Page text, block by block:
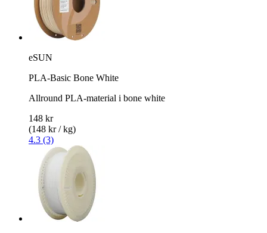
eSUN
PLA-Basic Bone White
Allround PLA-material i bone white
148 kr
(148 kr / kg)
4.3 (3)